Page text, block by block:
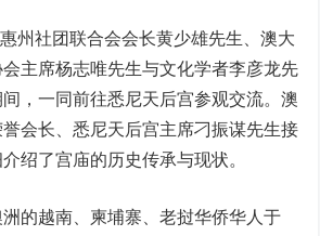
州社团联合会会长黄少雄先生、澳大
主席杨志唯先生与文化学者李彦龙先
，一同前往悉尼天后宫参观交流。澳
会长、悉尼天后宫主席刁振谋先生接
绍了宫庙的历史传承与现状。
的越南、柬埔寨、老挝华侨华人于